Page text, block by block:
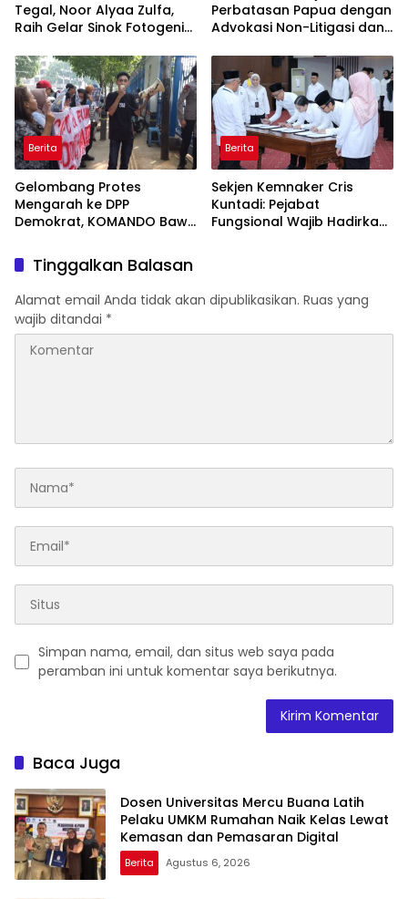
Tegal, Noor Alyaa Zulfa,
Raih Gelar Sinok Fotogenik
Perbatasan Papua dengan
Advokasi Non-Litigasi dan
Berita
Gelombang Protes
Mengarah ke DPP
Demokrat, KOMANDO Bawa
Dody Hanggodo
Berita
Sekjen Kemnaker Cris
Kuntadi: Pejabat
Fungsional Wajib Hadirkan
Tinggalkan Balasan
Alamat email Anda tidak akan dipublikasikan. Ruas yang
wajib ditandai *
Simpan nama, email, dan situs web saya pada
peramban ini untuk komentar saya berikutnya.
Baca Juga
Dosen Universitas Mercu Buana Latih
Pelaku UMKM Rumahan Naik Kelas Lewat
Kemasan dan Pemasaran Digital
Berita Agustus 6, 2026